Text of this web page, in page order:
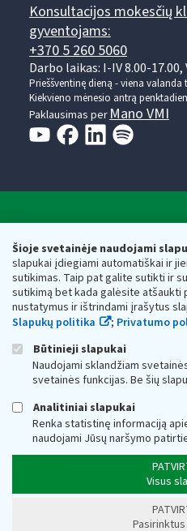
Šioje svetainėje naudojami
slapukai įdiegiami automatiškai ir
sutikimas. Taip pat galite sutikti ir
sutikimą bet kada galėsite
nustatymus ir ištrindami įrašytus
Slapukų politika
; Privatumo
Būtinieji slapukai
Naudojami sklandžiam
svetainės funkcijas. Be šių
Analitiniai slapukai
Renka statistinę informaciją
naudojami Jūsų naršymo
Visus
Konsultacijos mokesčių
gyventojams:
+370 5 260 5060
Darbo laikas: I-IV 8.00-17.00,
Prieššventinę dieną - viena valanda
Kiekvieno mėnesio antrą
Paklausimas per Mano VMI
Respublikos finansų
Biudžetinė įstaiga. Juridinio
adresas: Vasario 16-osios g. 14,
vmi@vmi.lt, E. pristatymo dėžutės
Duomenys apie Valstybinę
Respublikos finansų ministerijos